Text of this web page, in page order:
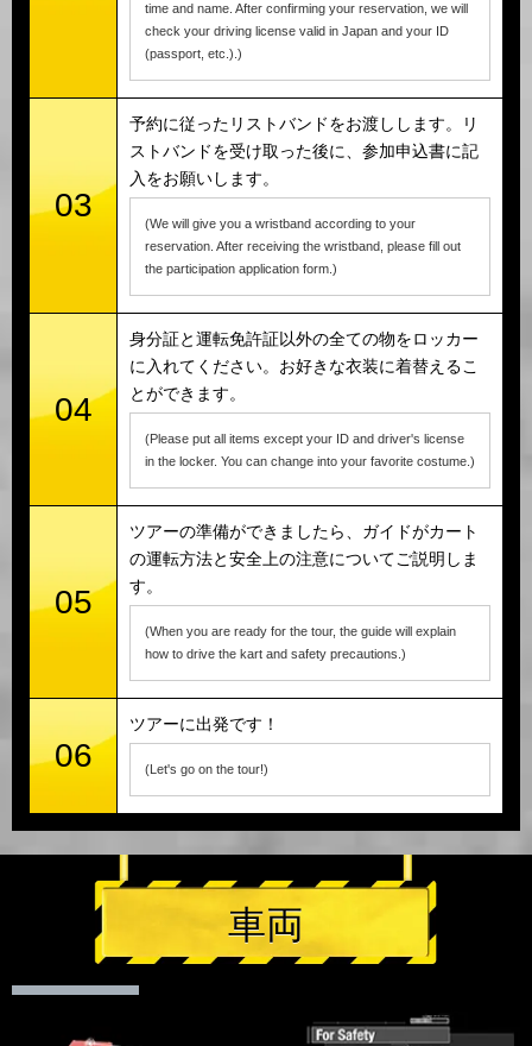
time and name. After confirming your reservation, we will
check your driving license valid in Japan and your ID
(passport, etc.).)
03
予約に従ったリストバンドをお渡しします。リ
ストバンドを受け取った後に、参加申込書に記
入をお願いします。
(We will give you a wristband according to your
reservation. After receiving the wristband, please fill out
the participation application form.)
04
身分証と運転免許証以外の全ての物をロッカー
に入れてください。お好きな衣装に着替えるこ
とができます。
(Please put all items except your ID and driver's license
in the locker. You can change into your favorite costume.)
05
ツアーの準備ができましたら、ガイドがカート
の運転方法と安全上の注意についてご説明しま
す。
(When you are ready for the tour, the guide will explain
how to drive the kart and safety precautions.)
06
ツアーに出発です！
(Let's go on the tour!)
車両